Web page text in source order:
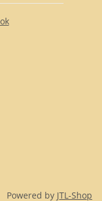
Powered by JTL-Shop